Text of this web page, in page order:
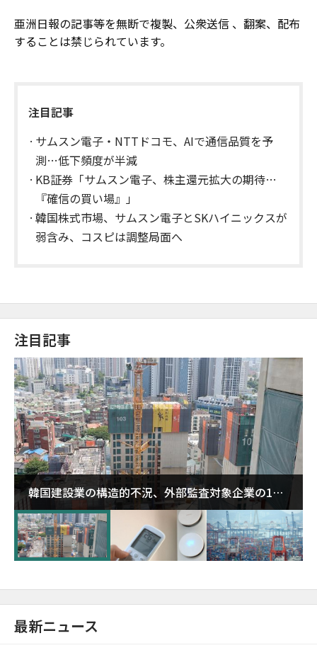
亜洲日報の記事等を無断で複製、公衆送信 、翻案、配布
することは禁じられています。
注目記事
サムスン電子・NTTドコモ、AIで通信品質を予
測…低下頻度が半減
KB証券「サムスン電子、株主還元拡大の期待…
『確信の買い場』」
韓国株式市場、サムスン電子とSKハイニックスが
弱含み、コスピは調整局面へ
注目記事
韓国建設業の構造的不況、外部監査対象企業の1割
超が「ゾンビ企業」に…5年で2.8倍増
最新ニュース